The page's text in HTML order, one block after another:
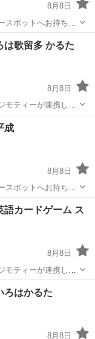
8月8日
ポットへお持ち込
用品、こども用品、
が無料でまとめて持
は歌留多 かるた
8月8日
使えるものをリユー
成
8月8日
ポットへお持ち込
用品、こども用品、
が無料でまとめて持
語カードゲーム ス
8月8日
使えるものをリユー
ろはかるた
8月8日